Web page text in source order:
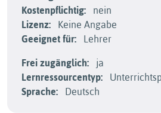
Kostenpflichtig:
nein
Lizenz:
Keine Angabe
Geeignet für:
Lehrer
Frei zugänglich:
ja
Lernressourcentyp:
Sprache:
Deutsch